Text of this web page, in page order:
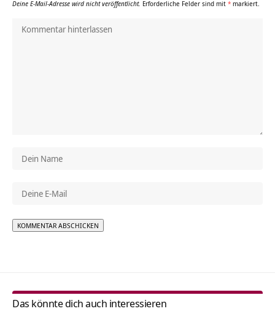
Deine E-Mail-Adresse wird nicht veröffentlicht. Erforderliche Felder sind mit * markiert.
Das könnte dich auch interessieren